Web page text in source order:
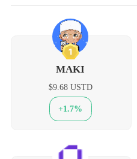
1
MAKI
$9.68 USTD
+1.7%